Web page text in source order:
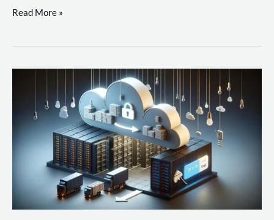
Utilizando
Soluções
AWS
Read More »